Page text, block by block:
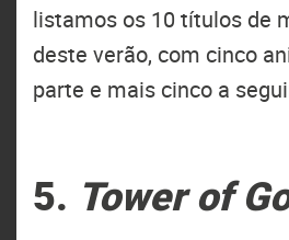
listamos os 10 títulos de
deste verão, com cinco
parte e mais cinco a
5. Tower of